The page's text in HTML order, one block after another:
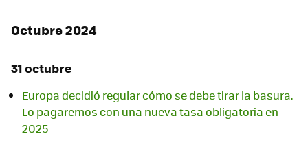
Octubre 2024
31 octubre
Europa decidió regular cómo se debe tirar la basura.
Lo pagaremos con una nueva tasa obligatoria en
2025